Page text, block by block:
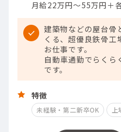
月給22万円～55万円＋
建築物などの屋台骨
くる、超優良鉄骨工
お仕事です。
自動車通勤でらくら
です。
特徴
未経験・第二新卒OK